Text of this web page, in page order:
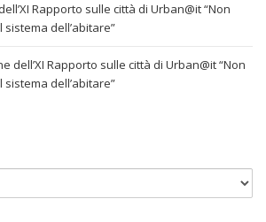
Rapporto sulle città di Urban@it “Non
dell’abitare”
dell’XI Rapporto sulle città di Urban@it “Non
dell’abitare”